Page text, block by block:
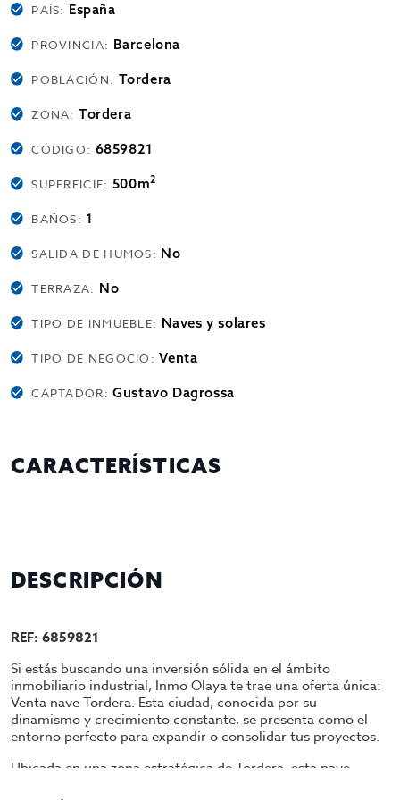
PAÍS: España
PROVINCIA: Barcelona
POBLACIÓN: Tordera
ZONA:Tordera
CÓDIGO: 6859821
SUPERFICIE: 500m2
BAÑOS: 1
SALIDA DE HUMOS: No
TERRAZA: No
TIPO DE INMUEBLE: Naves y solares
TIPO DE NEGOCIO:Venta
CAPTADOR:Gustavo Dagrossa
CARACTERÍSTICAS
DESCRIPCIÓN
REF: 6859821
Si estás buscando una inversión sólida en el ámbito
inmobiliario industrial, Inmo Olaya te trae una oferta única:
Venta nave Tordera. Esta ciudad, conocida por su
dinamismo y crecimiento constante, se presenta como el
entorno perfecto para expandir o consolidar tus proyectos.
Ubicada en una zona estratégica de Tordera, esta nave